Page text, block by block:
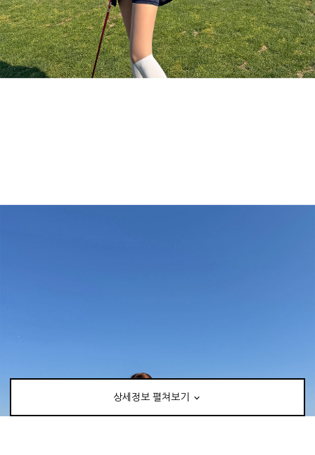
상세정보 펼쳐보기